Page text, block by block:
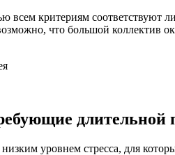
всем критериям соответствуют
что большой коллектив
длительной
уровнем стресса, для